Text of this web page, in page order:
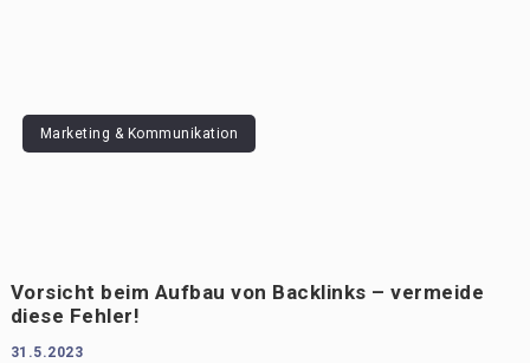
Marketing & Kommunikation
Vorsicht beim Aufbau von Backlinks – vermeide
diese Fehler!
31.5.2023